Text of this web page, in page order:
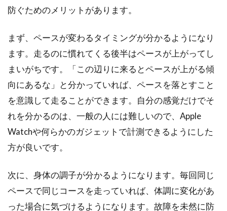
防ぐためのメリットがあります。
まず、ペースが変わるタイミングが分かるようになり
ます。走るのに慣れてくる後半はペースが上がってし
まいがちです。「この辺りに来るとペースが上がる傾
向にあるな」と分かっていれば、ペースを落とすこと
を意識して走ることができます。自分の感覚だけでそ
れを分かるのは、一般の人には難しいので、Apple
Watchや何らかのガジェットで計測できるようにした
方が良いです。
次に、身体の調子が分かるようになります。毎回同じ
ペースで同じコースを走っていれば、体調に変化があ
った場合に気づけるようになります。故障を未然に防